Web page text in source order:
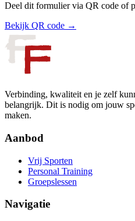
Deel dit formulier via QR code of
Bekijk QR code →
Verbinding, kwaliteit en je zelf
belangrijk. Dit is nodig om jouw
maken.
Aanbod
Vrij Sporten
Personal Training
Groepslessen
Navigatie